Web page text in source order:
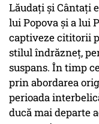
Lăudați și Cântați
lui Popova și a lui
captiveze cititorii
stilul îndrăzneț,
suspans. În timp
prin abordarea
perioada
ducă mai departe